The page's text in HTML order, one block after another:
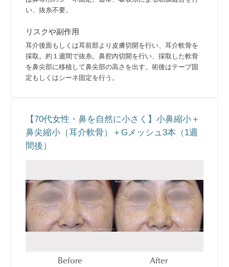
い、抜糸不要。
リスクや副作用
耳介後面もしくは耳前部より皮膚切開を行い、耳介軟骨を
採取。約１週間で抜糸。鼻腔内切開を行い、採取した軟骨
を鼻尖部に移植して鼻尖部の高さを出す。術後はテープ固
定もしくはシーネ固定を行う。
【70代女性・鼻を自然に小さく】小鼻縮小＋
鼻尖縮小（耳介軟骨）＋Gメッシュ3本（1週
間後）
Before After